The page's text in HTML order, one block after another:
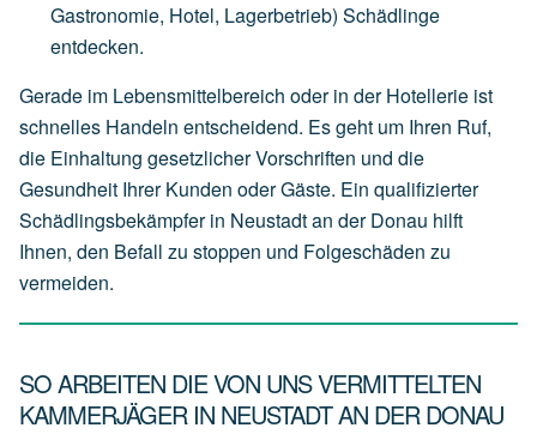
Gastronomie, Hotel, Lagerbetrieb) Schädlinge
entdecken.
Gerade im Lebensmittelbereich oder in der Hotellerie ist
schnelles Handeln entscheidend. Es geht um Ihren Ruf,
die Einhaltung gesetzlicher Vorschriften und die
Gesundheit Ihrer Kunden oder Gäste. Ein qualifizierter
Schädlingsbekämpfer in Neustadt an der Donau hilft
Ihnen, den Befall zu stoppen und Folgeschäden zu
vermeiden.
SO ARBEITEN DIE VON UNS VERMITTELTEN
KAMMERJÄGER IN NEUSTADT AN DER DONAU